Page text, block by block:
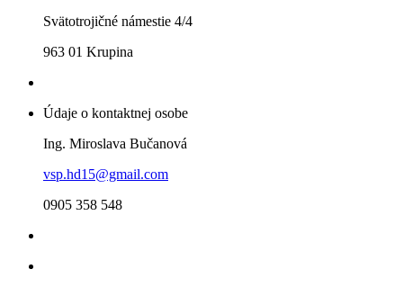
Svätotrojičné námestie 4/4
963 01 Krupina
Údaje o kontaktnej osobe
Ing. Miroslava Bučanová
vsp.hd15@gmail.com
0905 358 548